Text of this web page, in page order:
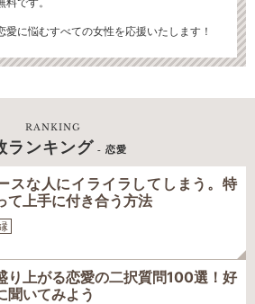
に悩むすべての女性を応援いたします！
RANKING
ランキング - 恋愛
スな人にイライラしてしまう。特
て上手に付き合う方法
り上がる恋愛の二択質問100選！好
聞いてみよう